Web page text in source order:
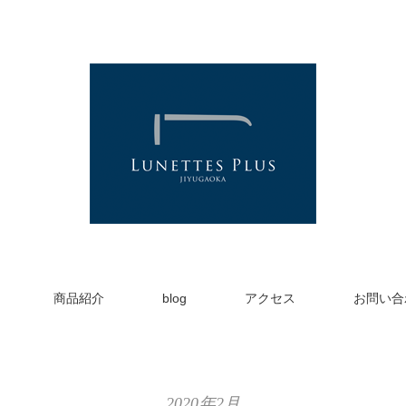
商品紹介 blog アクセス お問い